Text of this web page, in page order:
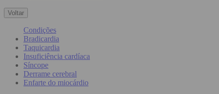
Voltar
Condições
Bradicardia
Taquicardia
Insuficiência cardíaca
Síncope
Derrame cerebral
Enfarte do miocárdio